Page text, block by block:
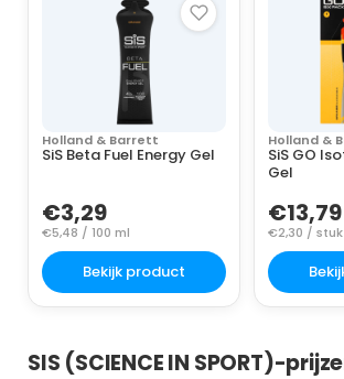
Holland & Barrett
SiS Beta Fuel Energy Gel
€3,29
€5,48 / 100 ml
Bekijk product
Holland &
SiS GO
Gel
€13,79
€2,30 / stuk
SIS (SCIENCE IN SPORT)-